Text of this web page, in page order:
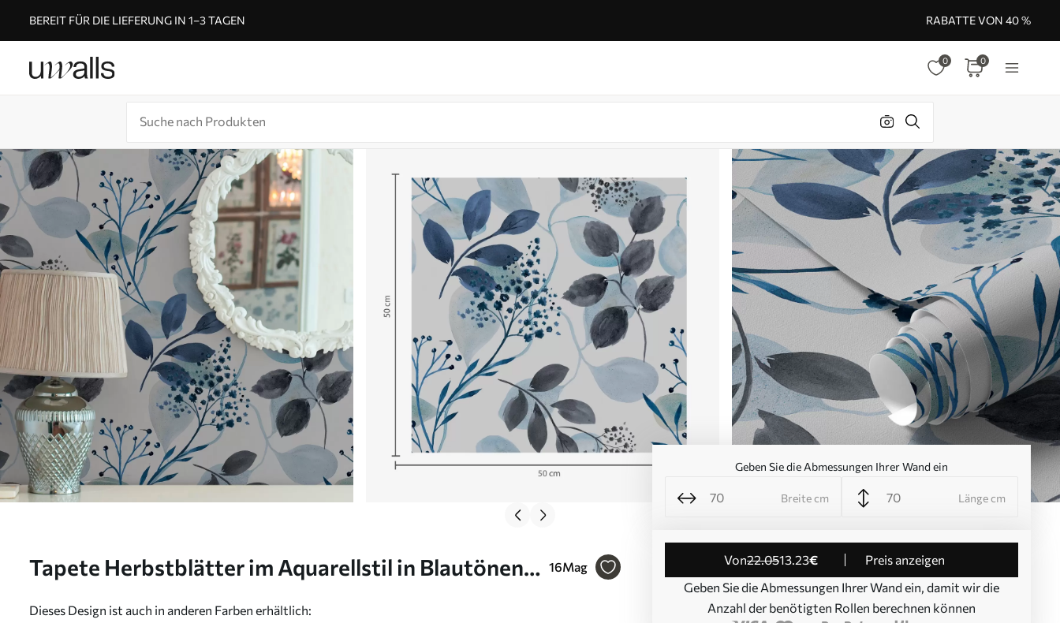
BEREIT FÜR DIE LIEFERUNG IN 1–3 TAGEN RABATTE VON 40 %
0 0
Tapete Herbstblätter im Aquarellstil in Blautönen
16Mag
Dieses Design ist auch in anderen Farben erhältlich:
Geben Sie die Abmessungen Ihrer Wand ein
Breite cm Länge cm
von22.0513.23€
Preis anzeigen
Geben Sie die Abmessungen Ihrer Wand ein, damit wir die
Anzahl der benötigten Rollen berechnen können